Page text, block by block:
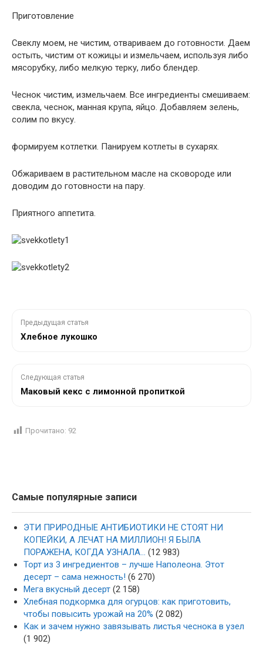
Приготовление
Свеклу моем, не чистим, отвариваем до готовности. Даем
остыть, чистим от кожицы и измельчаем, используя либо
мясорубку, либо мелкую терку, либо блендер.
Чеснок чистим, измельчаем. Все ингредиенты смешиваем:
свекла, чеснок, манная крупа, яйцо. Добавляем зелень,
солим по вкусу.
формируем котлетки. Панируем котлеты в сухарях.
Обжариваем в растительном масле на сковороде или
доводим до готовности на пару.
Приятного аппетита.
Предыдущая статья
Хлебное лукошко
Следующая статья
Маковый кекс с лимонной пропиткой
Прочитано: 92
Самые популярные записи
ЭТИ ПРИРОДНЫЕ АНТИБИОТИКИ НЕ СТОЯТ НИ
КОПЕЙКИ, А ЛЕЧАТ НА МИЛЛИОН! Я БЫЛА
ПОРАЖЕНА, КОГДА УЗНАЛА… (12 983)
Торт из 3 ингредиентов – лучше Наполеона. Этот
десерт – сама нежность! (6 270)
Мега вкусный десерт (2 158)
Хлебная подкормка для огурцов: как приготовить,
чтобы повысить урожай на 20% (2 082)
Как и зачем нужно завязывать листья чеснока в узел
(1 902)